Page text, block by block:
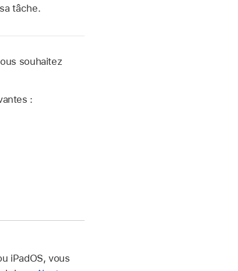
tâche.
souhaitez
:
iPadOS, vous